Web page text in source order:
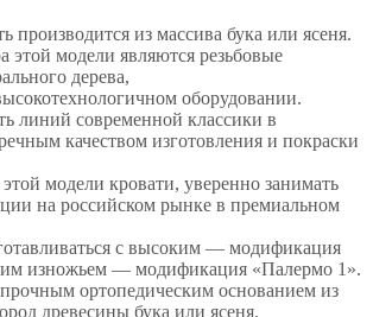
производится из массива бука или ясеня.
этой модели являются резьбовые
дерева,
оборудовании.
линий современной классики в
качеством изготовления и покраски
этой модели кровати, уверенно занимать
на российском рынке в премиальном
с высоким — модификация
изножьем — модификация «Палермо 1».
ортопедическим основанием из
древесины бука или ясеня.